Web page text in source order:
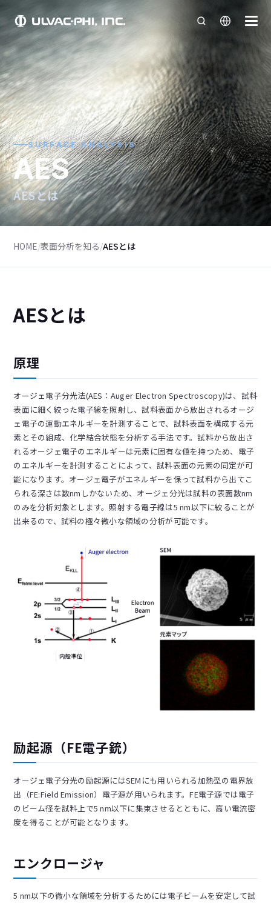
SURFACE ANALYSIS
AES
AESとは
HOME/表面分析を知る/AESとは
AESとは
原理
オージェ電子分光法(AES：Auger Electron Spectroscopy)は、試料
表面に細く絞った電子線を照射し、試料表面から放出されるオージ
ェ電子の運動エネルギーを計測することで、試料表面を構成する元
素とその組成、化学結合状態を分析する手法です。試料から放出さ
れるオージェ電子のエネルギーは元素に固有な値を持つため、電子
のエネルギーを計測することによって、試料表面の元素の同定が可
能になります。オージェ電子がエネルギーを保って試料から出てこ
られる深さは数nmしかないため、オージェ分光は試料の表面数nm
のみを分析対象とします。照射する電子線は5 nm以下に絞ることが
出来るので、試料の極々微小な領域の分析が可能です。
励起源（FE電子銃）
オージェ電子分光の励起源にはSEMにも用いられる加熱型の電界放
出（FE:Field Emission）電子源が用いられます。FE電子源では電子
のビーム径を試料上で5 nm以下に集束させるとともに、高い電流密
度を得ることが可能となります。
エンクロージャ
5 nm以下の微小な領域を分析するためには電子ビームを安定して試